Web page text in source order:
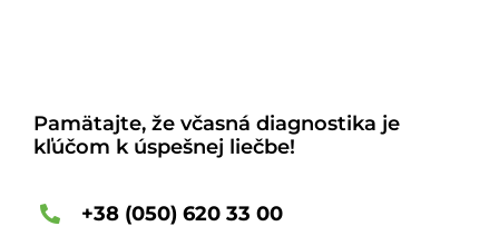
Pamätajte, že včasná diagnostika je
kľúčom k úspešnej liečbe!
+38 (050) 620 33 00